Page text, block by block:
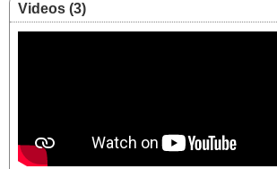
Videos (3)